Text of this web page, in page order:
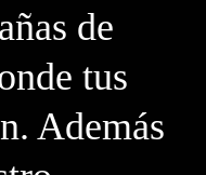
de
tus
Además